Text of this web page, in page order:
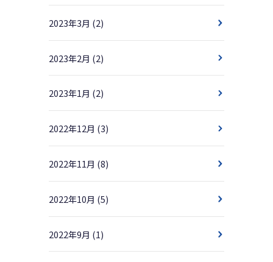
2023年3月 (2)
2023年2月 (2)
2023年1月 (2)
2022年12月 (3)
2022年11月 (8)
2022年10月 (5)
2022年9月 (1)